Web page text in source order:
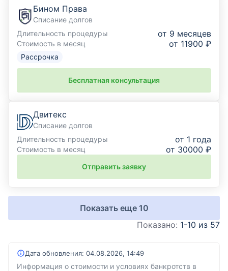
Бином Права
Списание долгов
Длительность процедуры
от 9 месяцев
Стоимость в месяц от 11900 ₽
Рассрочка
Бесплатная консультация
Двитекс
Списание долгов
Длительность процедуры
от 1 года
Стоимость в месяц от 30000 ₽
Отправить заявку
Показать еще 10
Показано: 1-10 из 57
Дата обновления: 04.08.2026, 14:49
Информация о стоимости и условиях банкротств в